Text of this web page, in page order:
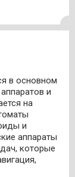
в основном
и
на
и
аппараты
которые